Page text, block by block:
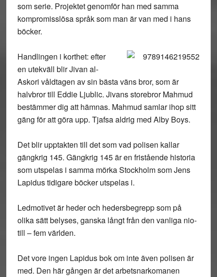
som serie. Projektet genomför han med samma
kompromisslösa språk som man är van med i hans
böcker.
Handlingen i korthet: efter
en utekväll blir Jivan al-
Askori våldtagen av sin bästa väns bror, som är
halvbror till Eddie Ljublic. Jivans storebror Mahmud
bestämmer dig att hämnas. Mahmud samlar ihop sitt
gäng för att göra upp. Tjafsa aldrig med Alby Boys.
Det blir upptakten till det som vad polisen kallar
gängkrig 145. Gängkrig 145 är en fristående historia
som utspelas i samma mörka Stockholm som Jens
Lapidus tidigare böcker utspelas i.
Ledmotivet är heder och hedersbegrepp som på
olika sätt belyses, ganska långt från den vanliga nio-
till – fem världen.
Det vore ingen Lapidus bok om inte även polisen är
med. Den här gången är det arbetsnarkomanen